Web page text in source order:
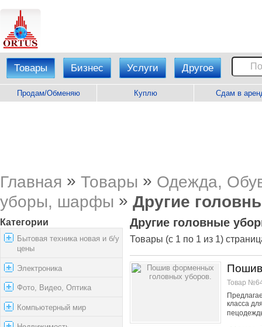
Товары Бизнес Услуги Другое
Продам/Обменяю Куплю Сдам в
Главная » Товары » Одежда,
уборы, шарфы » Другие
Категории
Бытовая техника новая и б/у
цены
Электроника
Фото, Видео, Оптика
Компьютерный мир
Другие головные
Товары (с 1 по 1 из 1)
Товар
класса